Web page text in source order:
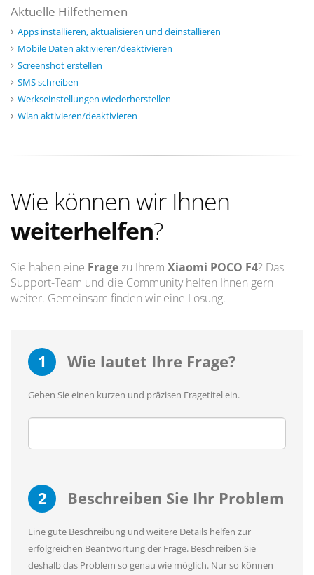
Aktuelle Hilfethemen
Apps installieren, aktualisieren und deinstallieren
Mobile Daten aktivieren/deaktivieren
Screenshot erstellen
SMS schreiben
Werkseinstellungen wiederherstellen
Wlan aktivieren/deaktivieren
Wie können wir Ihnen
weiterhelfen?
Sie haben eine Fragezu Ihrem Xiaomi POCO F4? Das
Support-Team und die Community helfen Ihnen gern
weiter. Gemeinsam finden wir eine Lösung.
1 Wie lautet Ihre Frage?
Geben Sie einen kurzen und präzisen Fragetitel ein.
2 Beschreiben Sie Ihr Problem
Eine gute Beschreibung und weitere Details helfen zur
erfolgreichen Beantwortung der Frage. Beschreiben Sie
deshalb das Problem so genau wie möglich. Nur so können